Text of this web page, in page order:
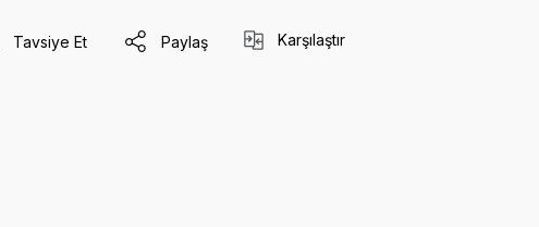
Tavsiye Et Paylaş Karşılaştır